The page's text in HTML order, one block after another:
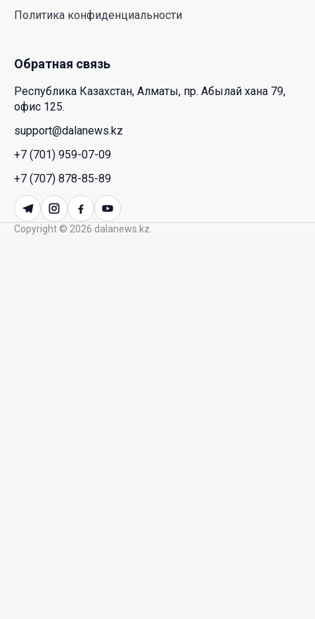
какие возможности открывает форум
26 Июл. 2026 12:11
Межпартийные теледебаты выйдут в эфире
республиканских телеканалов
23 Июл. 2026 21:15
Казахстан сохраняет лидерство в Центральной
Азии по устойчивости инвестиционного рынка
23 Июл. 2026 15:39
Политика конфиденциальности
Обратная связь
Республика Казахстан, Алматы, пр. Абылай хана 79,
офис 125.
support@dalanews.kz
+7 (701) 959-07-09
+7 (707) 878-85-89
Copyright © 2026 dalanews.kz.